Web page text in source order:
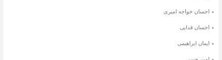
احسان خواجه امیری
احسان فدایی
ایمان ابراهیمی